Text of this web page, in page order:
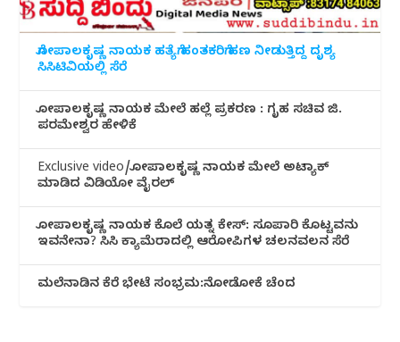
ಗೋಪಾಲಕೃಷ್ಣ ನಾಯಕ ಹತ್ಯೆಗೆ ಹಂತಕರಿಗೆ ಹಣ ನೀಡುತ್ತಿದ್ದ ದೃಶ್ಯ
ಸಿಸಿಟಿವಿಯಲ್ಲಿ ಸೆರೆ
ಗೋಪಾಲಕೃಷ್ಣ ನಾಯಕ ಮೇಲೆ ಹಲ್ಲೆ ಪ್ರಕರಣ : ಗೃಹ ಸಚಿವ ಜಿ.
ಪರಮೇಶ್ವರ ಹೇಳಿಕೆ
Exclusive video/ಗೋಪಾಲಕೃಷ್ಣ ನಾಯಕ ಮೇಲೆ ಅಟ್ಯಾಕ್
ಮಾಡಿದ ವಿಡಿಯೋ ವೈರಲ್
ಗೋಪಾಲಕೃಷ್ಣ ನಾಯಕ ಕೊಲೆ ಯತ್ನ ಕೇಸ್: ಸೂಪಾರಿ ಕೊಟ್ಟವನು
ಇವನೇನಾ? ಸಿಸಿ ಕ್ಯಾಮೆರಾದಲ್ಲಿ ಆರೋಪಿಗಳ ಚಲನವಲನ ಸೆರೆ
ಮಲೆನಾಡಿ‌ನ ಕೆರೆ ಭೇಟೆ ಸಂಭ್ರಮ:ನೋಡೋಕೆ ಚೆಂದ